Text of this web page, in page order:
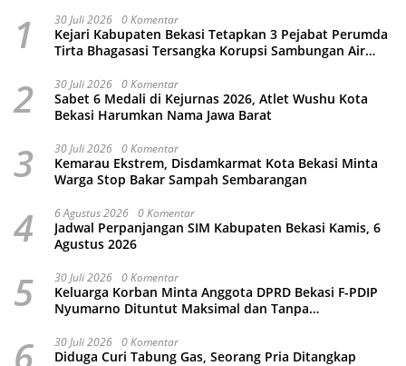
1 30 Juli 2026 0 Komentar
Kejari Kabupaten Bekasi Tetapkan 3 Pejabat Perumda
Tirta Bhagasasi Tersangka Korupsi Sambungan Air
2 30 Juli 2026 0 Komentar
Sabet 6 Medali di Kejurnas 2026, Atlet Wushu Kota
Bekasi Harumkan Nama Jawa Barat
3 30 Juli 2026 0 Komentar
Kemarau Ekstrem, Disdamkarmat Kota Bekasi Minta
Warga Stop Bakar Sampah Sembarangan
4 6 Agustus 2026 0 Komentar
Jadwal Perpanjangan SIM Kabupaten Bekasi Kamis, 6
Agustus 2026
5 30 Juli 2026 0 Komentar
Keluarga Korban Minta Anggota DPRD Bekasi F-PDIP
Nyumarno Dituntut Maksimal dan Tanpa
30 Juli 2026 0 Komentar
Diduga Curi Tabung Gas, Seorang Pria Ditangkap